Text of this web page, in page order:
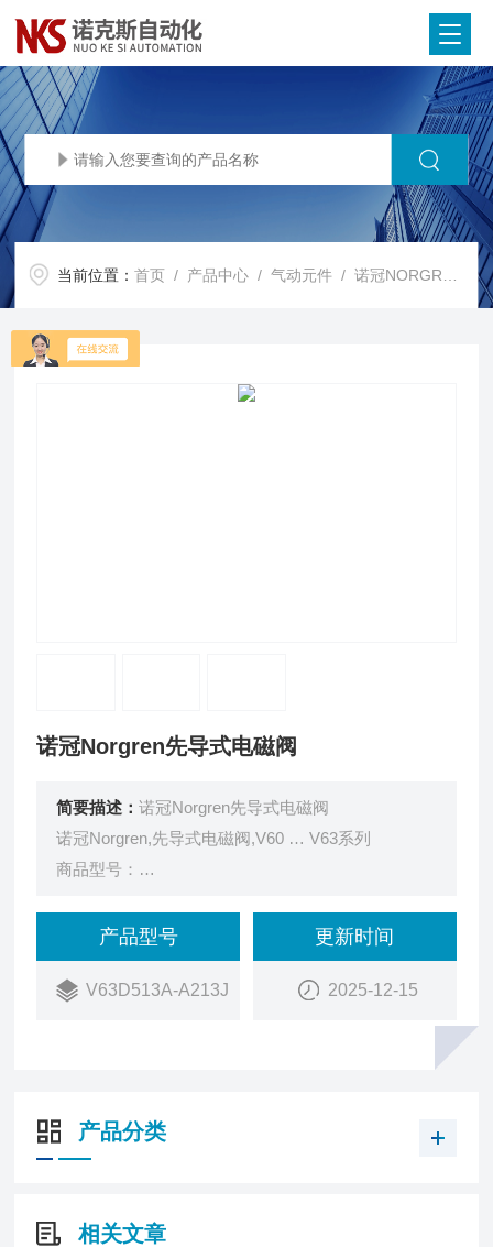
当前位置：首页 / 产品中心 /气动元件 /诺冠NORGREN电磁阀
诺冠Norgren先导式电磁阀
简要描述：诺冠Norgren先导式电磁阀
诺冠Norgren,先导式电磁阀,V60 … V63系列
商品型号：
订货号：
2AAE2002
销量：
产品型号
V63D513A-A213J
更新时间
2025-12-15
产品分类
相关文章